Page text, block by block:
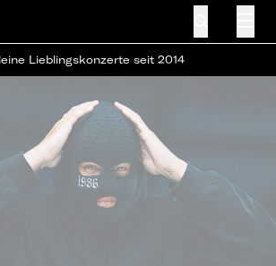
Lieblingskonzerte seit 2014